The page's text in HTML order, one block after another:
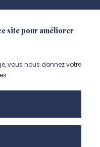
site pour améliorer
vous nous donnez votre